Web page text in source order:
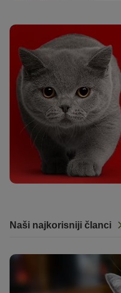
Naši najkorisniji članci